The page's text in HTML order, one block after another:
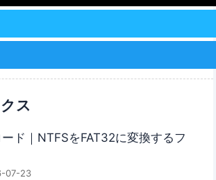
ス
ド｜NTFSをFAT32に変換するフ
07-23